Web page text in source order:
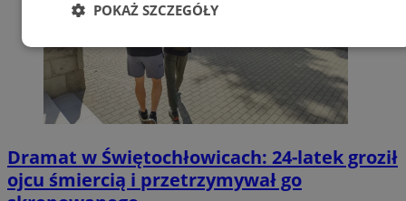
Dramat w Świętochłowicach: 24-latek groził
ojcu śmiercią i przetrzymywał go
POKAŻ SZCZEGÓŁY
Niezbędne Wydajność Targetowanie
Funkcjonalność Niesklasyfikowane